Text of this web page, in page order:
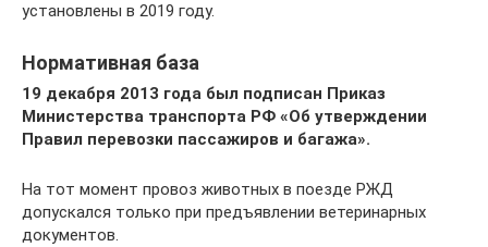
установлены в 2019 году.
Нормативная база
19 декабря 2013 года был подписан Приказ
Министерства транспорта РФ «Об утверждении
Правил перевозки пассажиров и багажа».
На тот момент провоз животных в поезде РЖД
допускался только при предъявлении ветеринарных
документов.